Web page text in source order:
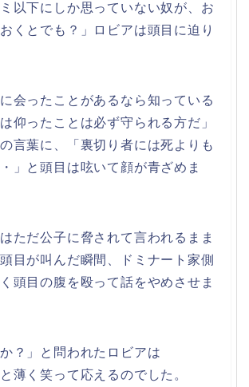
ミ以下にしか思っていない奴が、お
くとでも？」ロビアは頭目に迫り
に会ったことがあるなら知っている
仰ったことは必ず守られる方だ」
言葉に、「裏切り者には死よりも
」と頭目は呟いて顔が青ざめま
ただ公子に脅されて言われるまま
目が叫んだ瞬間、ドミナート家側
頭目の腹を殴って話をやめさせま
か？」と問われたロビアは
薄く笑って応えるのでした。